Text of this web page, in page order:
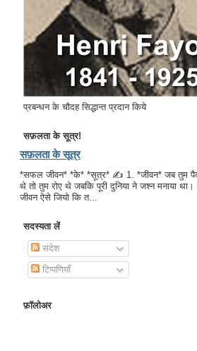
प्रबन्धन के चौदह सिद्धान्त प्रदान किये
सफ़लता के सूत्र!
सफ़लता के सूत्र
*सफल जीवन* *के* *सूत्र* ✍ 1. *जीवन* जब तुम
थे तो तुम रोए थे जबकि पूरी दुनिया ने जश्न मनाया था।
जीवन ऐसे जियो कि त...
सदस्यता लें
संदेश
टिप्पणियाँ
फ़ॉलोअर